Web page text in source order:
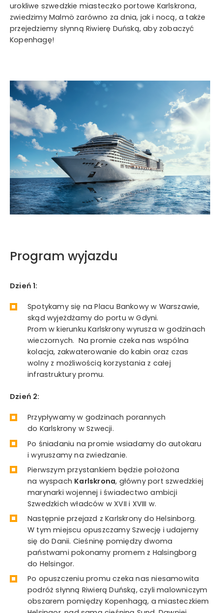
urokliwe szwedzkie miasteczko portowe Karlskrona,
zwiedzimy Malmö zarówno za dnia, jak i nocą, a także
przejedziemy słynną Riwierę Duńską, aby zobaczyć
Kopenhagę!
Program wyjazdu
Dzień 1:
Spotykamy się na Placu Bankowy w Warszawie,
skąd wyjeżdżamy do portu w Gdyni.
Prom w kierunku Karlskrony wyrusza w godzinach
wieczornych. Na promie czeka nas wspólna
kolacja, zakwaterowanie do kabin oraz czas
wolny z możliwością korzystania z całej
infrastruktury promu.
Dzień 2:
Przypływamy w godzinach porannych
do Karlskrony w Szwecji.
Po śniadaniu na promie wsiadamy do autokaru
i wyruszamy na zwiedzanie.
Pierwszym przystankiem będzie położona
na wyspach Karlskrona, główny port szwedzkiej
marynarki wojennej i świadectwo ambicji
Szwedzkich władców w XVII i XVIII w.
Następnie przejazd z Karlskrony do Helsinborg.
W tym miejscu opuszczamy Szwecję i udajemy
się do Danii. Cieśninę pomiędzy dwoma
państwami pokonamy promem z Halsingborg
do Helsingor.
Po opuszczeniu promu czeka nas niesamowita
podróż słynną Riwierą Duńską, czyli malowniczym
obszarem pomiędzy Kopenhagą, a miasteczkiem